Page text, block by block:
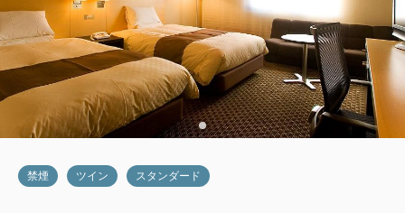
禁煙 ツイン スタンダード